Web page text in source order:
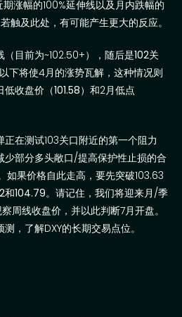
期涨幅的100%延伸线以及月内跌幅的
触及此处，有可能产生更大的反应。
（目前为~102.50+），随后是102关
下将使4月的涨势瓦解，这种情况则
低收盘价（101.58）和2月低点
正在测试103关口附近的第一个阻力
少部分多头敞口/提高保护性止损的合
如果价格自此走高，要先突破103.63
和104.79。请记住，我们将迎来月 /季
周线收盘价，并以此判断7月开盘。
测 ，了解DXY的长期交易点位。